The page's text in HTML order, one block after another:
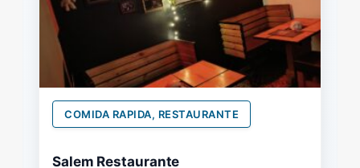
COMIDA RAPIDA, RESTAURANTE
Salem Restaurante